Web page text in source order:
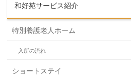
和好苑サービス紹介
特別養護老人ホーム
入所の流れ
ショートステイ